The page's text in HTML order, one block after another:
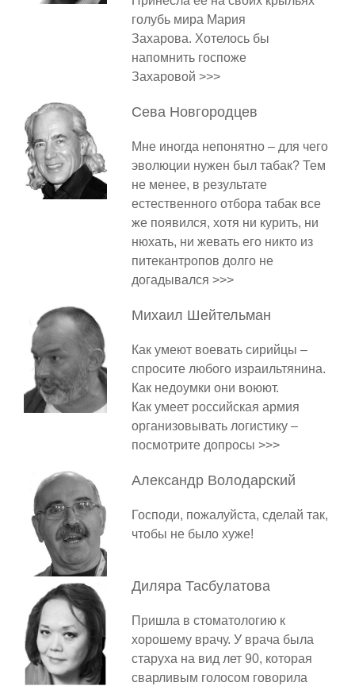
голубь мира Мария
Захарова. Хотелось бы
напомнить госпоже
Захаровой >>>
Сева Новгородцев
Мне иногда непонятно – для чего
эволюции нужен был табак? Тем
не менее, в результате
естественного отбора табак все
же появился, хотя ни курить, ни
нюхать, ни жевать его никто из
питекантропов долго не
догадывался >>>
Михаил Шейтельман
Как умеют воевать сирийцы –
спросите любого израильтянина.
Как недоумки они воюют.
Как умеет российская армия
организовывать логистику –
посмотрите допросы >>>
Александр Володарский
Господи, пожалуйста, сделай так,
чтобы не было хуже!
Диляра Тасбулатова
Пришла в стоматологию к
хорошему врачу. У врача была
старуха на вид лет 90, которая
сварливым голосом говорила